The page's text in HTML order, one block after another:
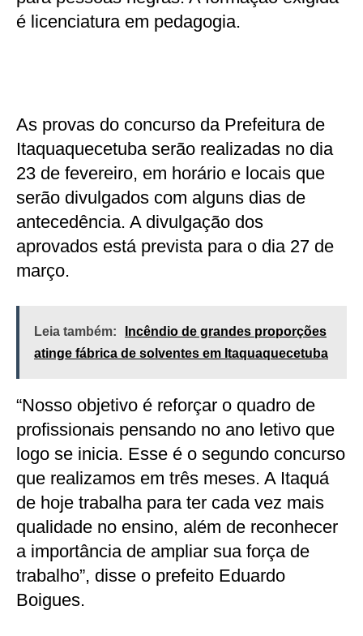
é licenciatura em pedagogia.
As provas do concurso da Prefeitura de
Itaquaquecetuba serão realizadas no dia
23 de fevereiro, em horário e locais que
serão divulgados com alguns dias de
antecedência. A divulgação dos
aprovados está prevista para o dia 27 de
março.
Leia também:
Incêndio de grandes proporções
atinge fábrica de solventes em Itaquaquecetuba
“Nosso objetivo é reforçar o quadro de
profissionais pensando no ano letivo que
logo se inicia. Esse é o segundo concurso
que realizamos em três meses. A Itaquá
de hoje trabalha para ter cada vez mais
qualidade no ensino, além de reconhecer
a importância de ampliar sua força de
trabalho”, disse o prefeito Eduardo
Boigues.